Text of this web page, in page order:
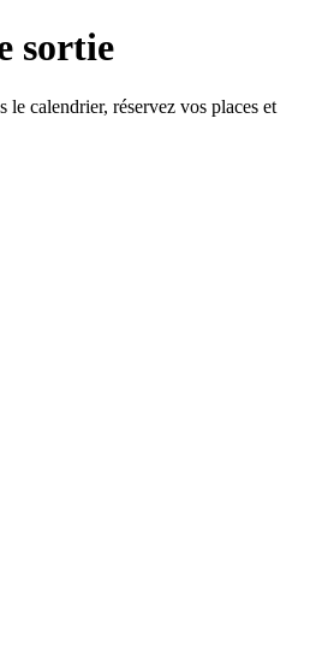
sortie
le calendrier, réservez vos places et